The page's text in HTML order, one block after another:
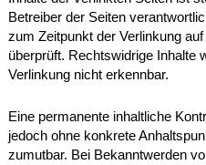
Betreiber der Seiten
zum Zeitpunkt der Verlinkung
überprüft. Rechtswidrige Inhalte
Verlinkung nicht erkennbar.
Eine permanente inhaltliche
jedoch ohne konkrete
zumutbar. Bei Bekanntwerden